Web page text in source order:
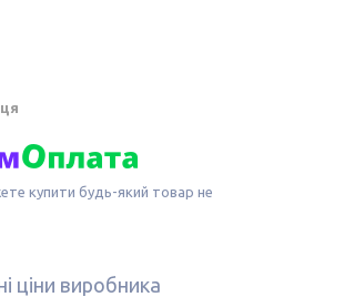
купити будь-який товар не
ціни виробника